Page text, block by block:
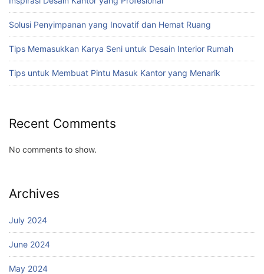
Solusi Penyimpanan yang Inovatif dan Hemat Ruang
Tips Memasukkan Karya Seni untuk Desain Interior Rumah
Tips untuk Membuat Pintu Masuk Kantor yang Menarik
Recent Comments
No comments to show.
Archives
July 2024
June 2024
May 2024